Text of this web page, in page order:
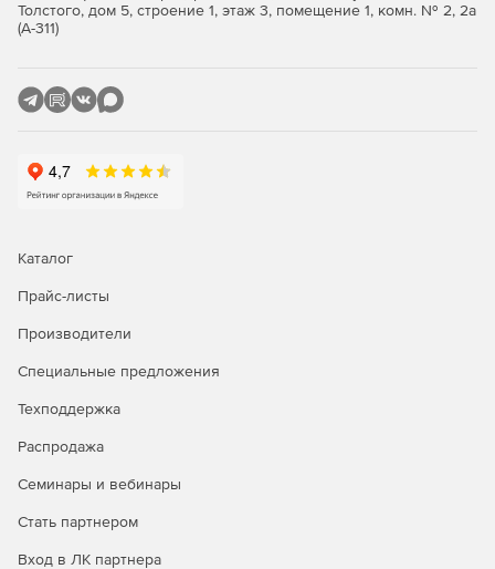
использовать разнообразные настройки для
экспортировать данные трассы в открытый обменный
Приложение разработано с учетом нормативных
документов: СП 47.13330.2012, РД 153-39.4Р-128-2002,
Толстого, дом 5, строение 1, этаж 3, помещение 1, комн. № 2, 2а
(А-311)
Каталог
Прайс-листы
Производители
Специальные предложения
Техподдержка
Распродажа
Семинары и вебинары
Стать партнером
Вход в ЛК партнера